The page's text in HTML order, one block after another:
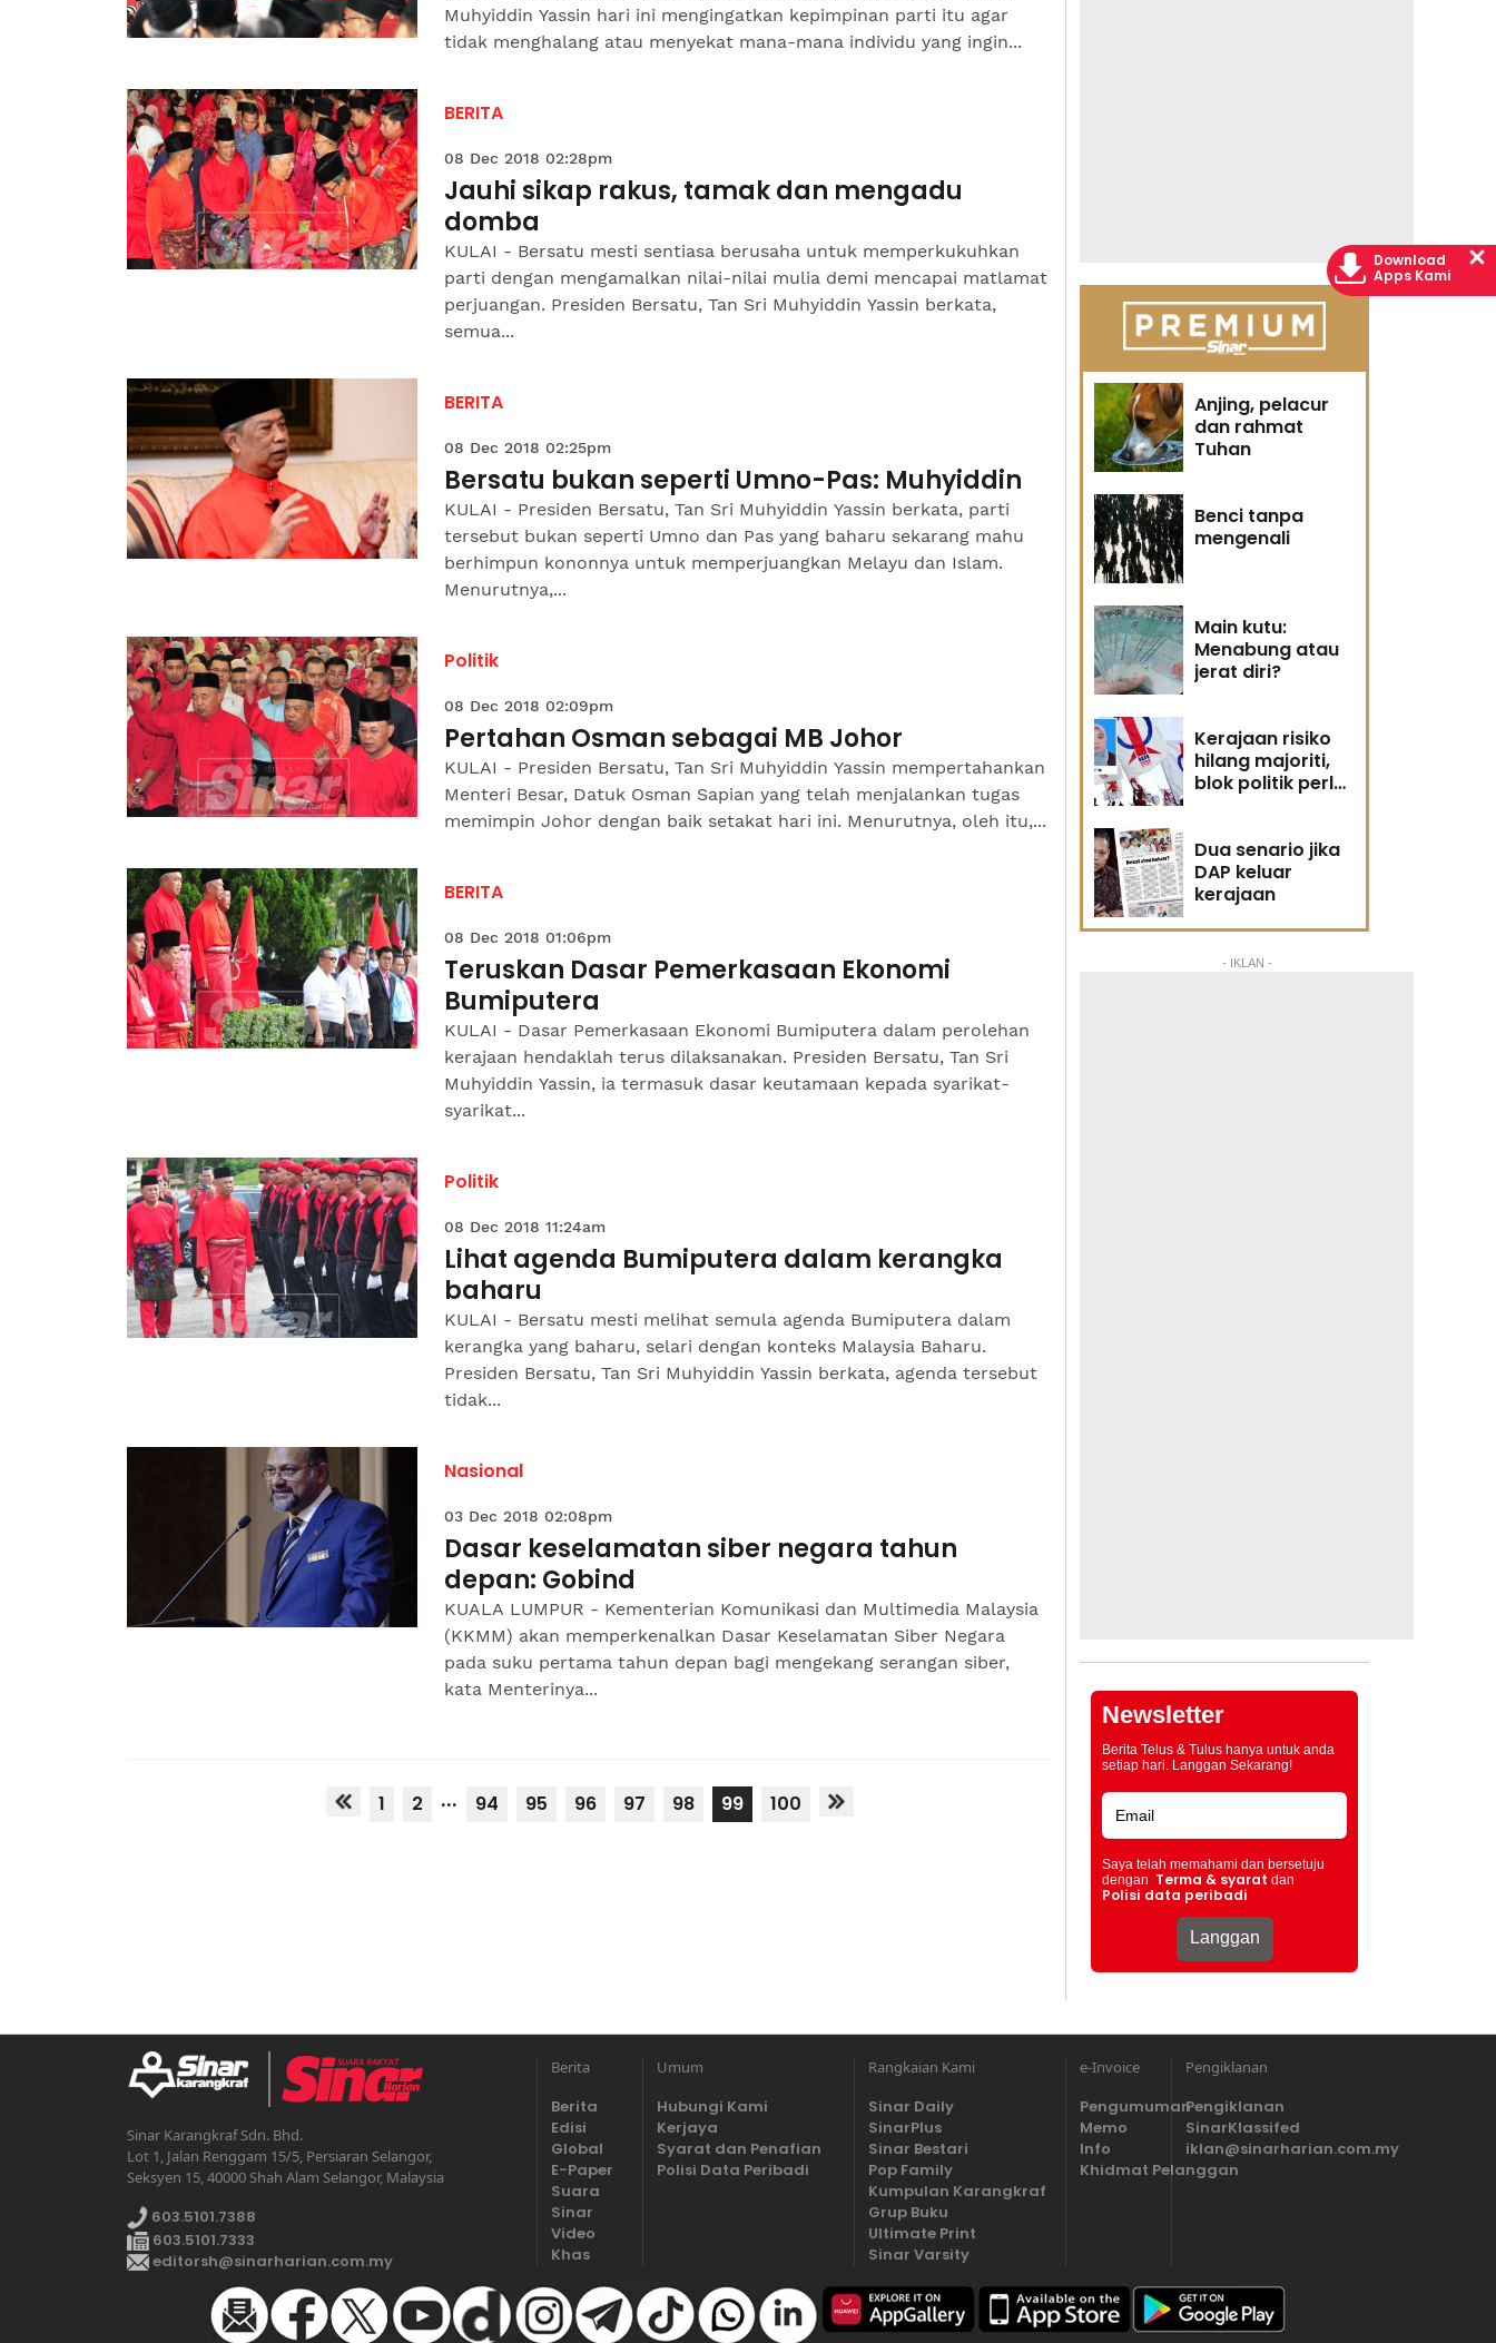
Muhyiddin Yassin hari ini mengingatkan kepimpinan parti itu agar
tidak menghalang atau menyekat mana-mana individu yang ingin...
BERITA
08 Dec 2018 02:28pm
Jauhi sikap rakus, tamak dan mengadu
domba
KULAI - Bersatu mesti sentiasa berusaha untuk memperkukuhkan
parti dengan mengamalkan nilai-nilai mulia demi mencapai matlamat
perjuangan. Presiden Bersatu, Tan Sri Muhyiddin Yassin berkata,
semua...
BERITA
08 Dec 2018 02:25pm
Bersatu bukan seperti Umno-Pas: Muhyiddin
KULAI - Presiden Bersatu, Tan Sri Muhyiddin Yassin berkata, parti
tersebut bukan seperti Umno dan Pas yang baharu sekarang mahu
berhimpun kononnya untuk memperjuangkan Melayu dan Islam.
Menurutnya,...
Politik
08 Dec 2018 02:09pm
Pertahan Osman sebagai MB Johor
KULAI - Presiden Bersatu, Tan Sri Muhyiddin Yassin mempertahankan
Menteri Besar, Datuk Osman Sapian yang telah menjalankan tugas
memimpin Johor dengan baik setakat hari ini. Menurutnya, oleh itu,...
BERITA
08 Dec 2018 01:06pm
Teruskan Dasar Pemerkasaan Ekonomi
Bumiputera
KULAI - Dasar Pemerkasaan Ekonomi Bumiputera dalam perolehan
kerajaan hendaklah terus dilaksanakan. Presiden Bersatu, Tan Sri
Muhyiddin Yassin, ia termasuk dasar keutamaan kepada syarikat-
syarikat...
Politik
08 Dec 2018 11:24am
Lihat agenda Bumiputera dalam kerangka
baharu
KULAI - Bersatu mesti melihat semula agenda Bumiputera dalam
kerangka yang baharu, selari dengan konteks Malaysia Baharu.
Presiden Bersatu, Tan Sri Muhyiddin Yassin berkata, agenda tersebut
tidak...
Nasional
03 Dec 2018 02:08pm
Dasar keselamatan siber negara tahun
depan: Gobind
KUALA LUMPUR - Kementerian Komunikasi dan Multimedia Malaysia
(KKMM) akan memperkenalkan Dasar Keselamatan Siber Negara
pada suku pertama tahun depan bagi mengekang serangan siber,
kata Menterinya...
1 2 ... 94 95 96 97 98 99 100
Anjing, pelacur
dan rahmat
Tuhan
Benci tanpa
mengenali
Main kutu:
Menabung atau
jerat diri?
Kerajaan risiko
hilang majoriti,
blok politik perlu
Dua senario jika
DAP keluar
kerajaan
- IKLAN -
Newsletter
Berita Telus & Tulus hanya untuk anda
setiap hari. Langgan Sekarang!
Saya telah memahami dan bersetuju
dengan Terma & syarat dan
Polisi data peribadi
Sinar Karangkraf Sdn. Bhd.
Lot 1, Jalan Renggam 15/5, Persiaran Selangor,
Seksyen 15, 40000 Shah Alam Selangor, Malaysia
603.5101.7388
603.5101.7333
editorsh@sinarharian.com.my
Berita
Berita
Edisi
Global
E-Paper
Suara
Sinar
Video
Khas
Umum
Hubungi Kami
Kerjaya
Syarat dan Penafian
Polisi Data Peribadi
Rangkaian Kami
Sinar Daily
SinarPlus
Sinar Bestari
Pop Family
Kumpulan Karangkraf
Grup Buku
Ultimate Print
Sinar Varsity
e-Invoice
Pengumuman
Memo
Info
Khidmat Pelanggan
Pengiklanan
Pengiklanan
SinarKlassifed
iklan@sinarharian.com.my
Download
Apps Kami